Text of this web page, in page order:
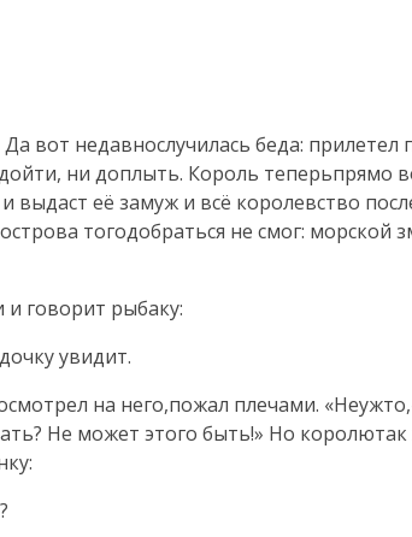
вот недавнослучилась беда:
ни доплыть. Король теперьпрямо
выдаст её замуж и всё королевство
тогодобраться не смог: морской
говорит рыбаку:
увидит.
на него,пожал плечами.
Не может этого быть!» Но